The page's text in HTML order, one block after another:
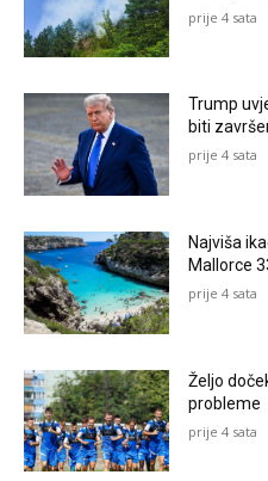
prije 4 sata
Trump
biti
prije 4 sata
Najviša
Mallorce
prije 4 sata
Željo
probleme
prije 4 sata